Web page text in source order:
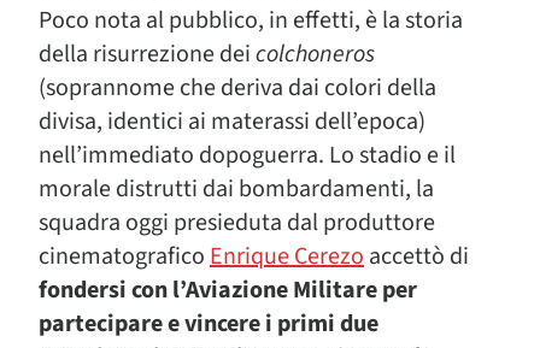
Poco nota al pubblico, in effetti, è la storia
della risurrezione deicolchoneros
(soprannome che deriva dai colori della
divisa, identici ai materassi dell’epoca)
nell’immediato dopoguerra. Lo stadio e il
morale distrutti dai bombardamenti, la
squadra oggi presieduta dal produttore
cinematograficoEnrique Cerezoaccettò di
fondersi con l’Aviazione Militare per
partecipare e vincere i primi due